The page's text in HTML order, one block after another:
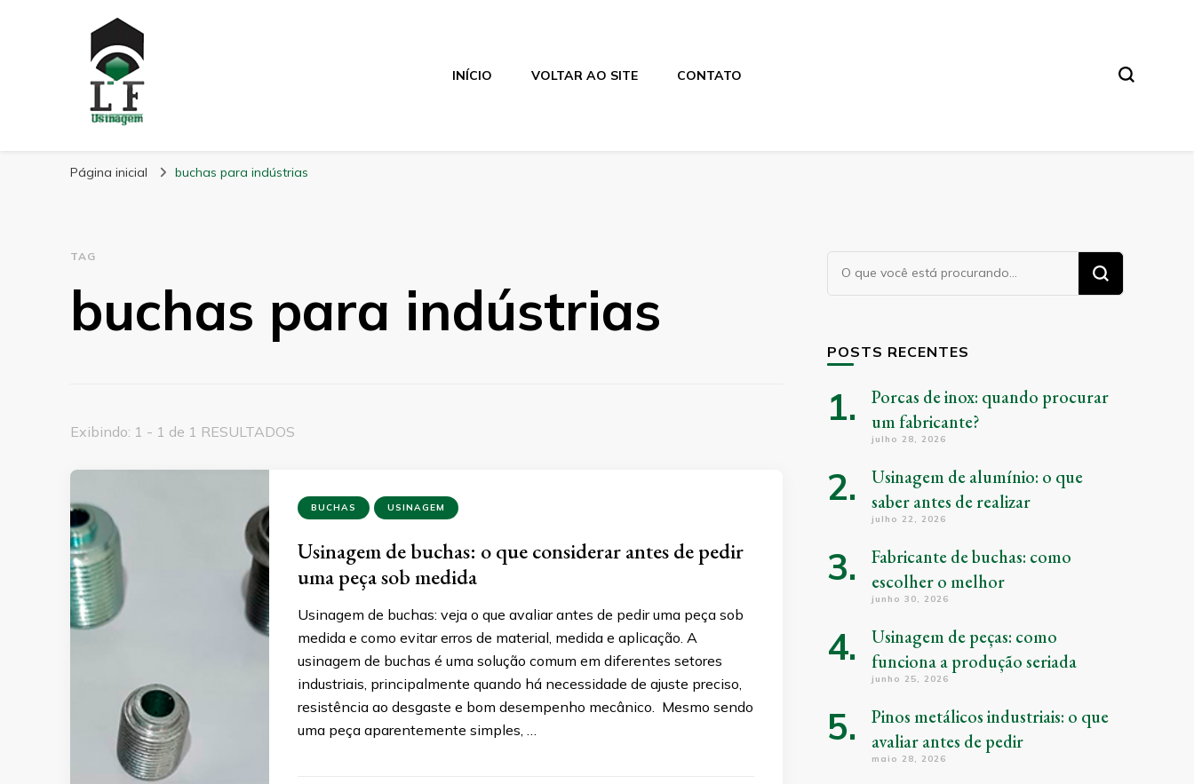
LF Usinagem
INÍCIO VOLTAR AO SITE CONTATO
Página inicial buchas para indústrias
TAG
buchas para indústrias
Exibindo: 1 - 1 de 1 RESULTADOS
BUCHAS USINAGEM
Usinagem de buchas: o que considerar antes de pedir
uma peça sob medida
Usinagem de buchas: veja o que avaliar antes de pedir uma peça sob
medida e como evitar erros de material, medida e aplicação. A
usinagem de buchas é uma solução comum em diferentes setores
industriais, principalmente quando há necessidade de ajuste preciso,
resistência ao desgaste e bom desempenho mecânico. Mesmo sendo
uma peça aparentemente simples, …
Procurando
algo?
POSTS RECENTES
Porcas de inox: quando procurar
um fabricante?
julho 28, 2026
Usinagem de alumínio: o que
saber antes de realizar
julho 22, 2026
Fabricante de buchas: como
escolher o melhor
junho 30, 2026
Usinagem de peças: como
funciona a produção seriada
junho 25, 2026
Pinos metálicos industriais: o que
avaliar antes de pedir
maio 28, 2026